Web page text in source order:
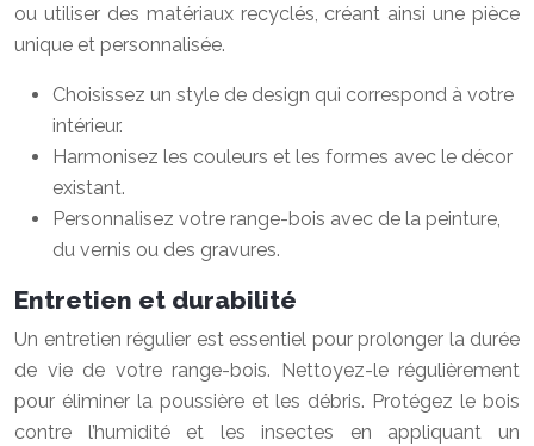
ou utiliser des matériaux recyclés, créant ainsi une pièce
unique et personnalisée.
Choisissez un style de design qui correspond à votre
intérieur.
Harmonisez les couleurs et les formes avec le décor
existant.
Personnalisez votre range-bois avec de la peinture,
du vernis ou des gravures.
Entretien et durabilité
Un entretien régulier est essentiel pour prolonger la durée
de vie de votre range-bois. Nettoyez-le régulièrement
pour éliminer la poussière et les débris. Protégez le bois
contre l’humidité et les insectes en appliquant un